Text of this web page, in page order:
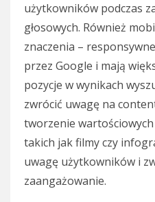
użytkowników podczas
głosowych. Również
znaczenia –
przez Google i mają
pozycje w wynikach
zwrócić uwagę na
tworzenie
takich jak filmy czy
uwagę użytkowników i
zaangażowanie.